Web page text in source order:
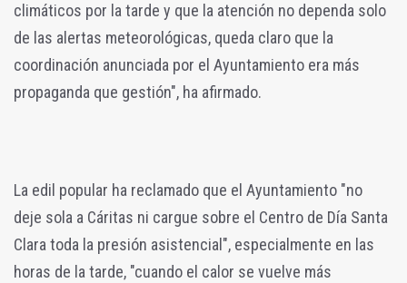
climáticos por la tarde y que la atención no dependa solo
de las alertas meteorológicas, queda claro que la
coordinación anunciada por el Ayuntamiento era más
propaganda que gestión", ha afirmado.
La edil popular ha reclamado que el Ayuntamiento "no
deje sola a Cáritas ni cargue sobre el Centro de Día Santa
Clara toda la presión asistencial", especialmente en las
horas de la tarde, "cuando el calor se vuelve más